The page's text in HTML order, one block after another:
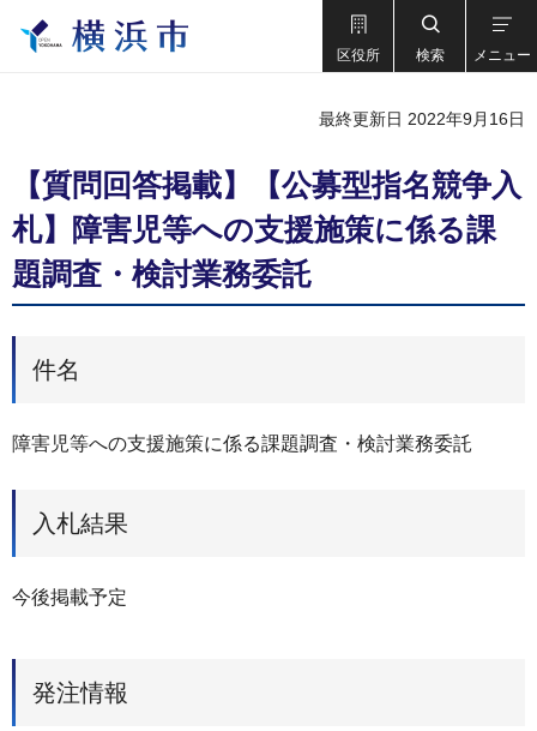
区役所 検索 メニュー
最終更新日 2022年9月16日
【質問回答掲載】【公募型指名競争入
札】障害児等への支援施策に係る課
題調査・検討業務委託
件名
障害児等への支援施策に係る課題調査・検討業務委託
入札結果
今後掲載予定
発注情報